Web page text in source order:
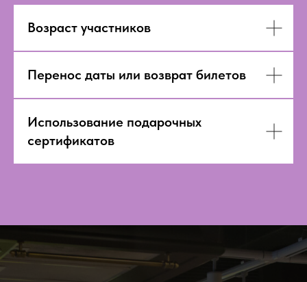
Возраст участников
Перенос даты или возврат билетов
Использование подарочных
сертификатов